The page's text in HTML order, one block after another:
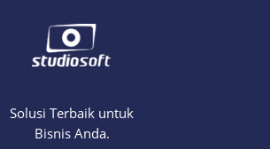
Solusi Terbaik untuk
Bisnis Anda.